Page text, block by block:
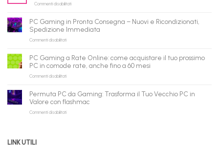
gli
AI:
il
tuo
assistente
può
fare
qui
Commenti disabilitatisu
ricondizionati
all’ingrosso:
la
B2B
per
PC Gaming in Pronta Consegna – Nuovi e Ricondizionati,
Spedizione Immediata
Commenti disabilitatisu
Gaming
in
Pronta
Consegna
Nuovi
Ricondizionati,
Spedizione
PC Gaming a Rate Online: come acquistare il tuo prossimo
PC in comode rate, anche fino a 60 mesi
Commenti disabilitatisu
Gaming
Rate
Online:
Permuta PC da Gaming: Trasforma il Tuo Vecchio PC in
Valore con flashmac
Commenti disabilitatisu
LINK UTILI